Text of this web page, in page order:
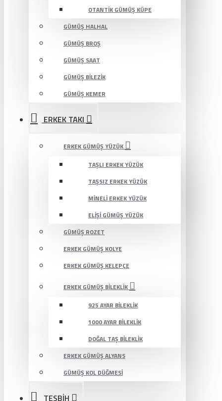
OTANTIK GÜMÜŞ KÜPE
GÜMÜŞ HALHAL
GÜMÜŞ BROŞ
GÜMÜŞ SAAT
GÜMÜŞ BILEZIK
GÜMÜŞ KEMER
ERKEK TAKI
ERKEK GÜMÜŞ YÜZÜK
TAŞLI ERKEK YÜZÜK
TAŞSIZ ERKEK YÜZÜK
MINELI ERKEK YÜZÜK
ELIŞI GÜMÜŞ YÜZÜK
GÜMÜŞ ROZET
ERKEK GÜMÜŞ KOLYE
ERKEK GÜMÜŞ KELEPÇE
ERKEK GÜMÜŞ BILEKLIK
925 AYAR BILEKLIK
1000 AYAR BILEKLIK
DOĞAL TAŞ BILEKLIK
ERKEK GÜMÜŞ ALYANS
GÜMÜŞ KOL DÜĞMESI
TESBİH